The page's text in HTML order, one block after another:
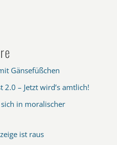
Gänsefüßchen
2.0 – Jetzt wird’s amtlich!
in moralischer
ist raus